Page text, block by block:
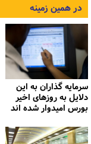
در همین زمینه
سرمایه گذاران به این
دلایل به روزهای اخیر
بورس امیدوار شده اند